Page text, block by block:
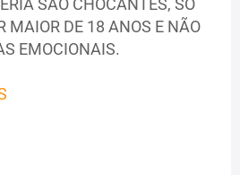
SÃO CHOCANTES, SÓ
MAIOR DE 18 ANOS E NÃO
EMOCIONAIS.